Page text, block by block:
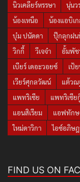
นิวเคลียร์หรรษา
นุ่นว
น้องเหนือ
น้องแอบิเ
บุ๋ม ปนัดดา
ปุ๊กลุกฝ
วิกกี้
วีเจจ๋า อั้มพัช
เบียร์ เดอะวอยซ์
เป้
เวียร์ศุกลวัฒน์
แต้วณ
แพทริเซีย
แพทริเซีย
แอนสิเรียม
แอฟทักษ
ใหม่ดาวิกา
ไอซ์อภิษ
FIND US ON